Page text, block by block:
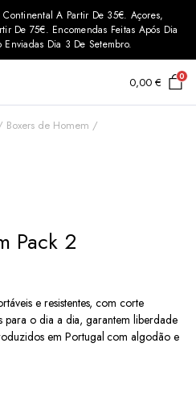
Continental A Partir De 35€. Açores,
De 75€. Encomendas Feitas Após Dia
Dia 3 De Setembro.
0,00 € 0
Boxers de Homem
Pack 2
e resistentes, com corte
para o dia a dia, garantem liberdade
em Portugal com algodão e